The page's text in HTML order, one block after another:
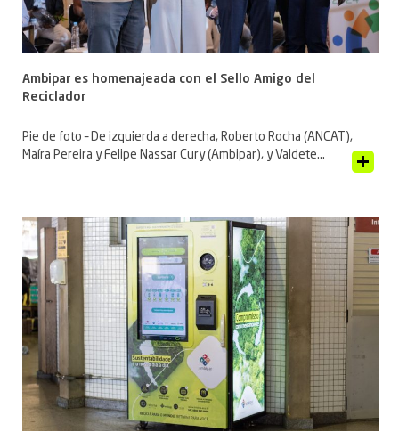
Ambipar es homenajeada con el Sello Amigo del
Reciclador
Pie de foto – De izquierda a derecha, Roberto Rocha (ANCAT),
Maíra Pereira y Felipe Nassar Cury (Ambipar), y Valdete...
Ver artículo